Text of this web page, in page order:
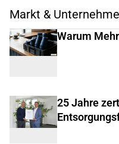
Markt &
Warum
25 Jahre